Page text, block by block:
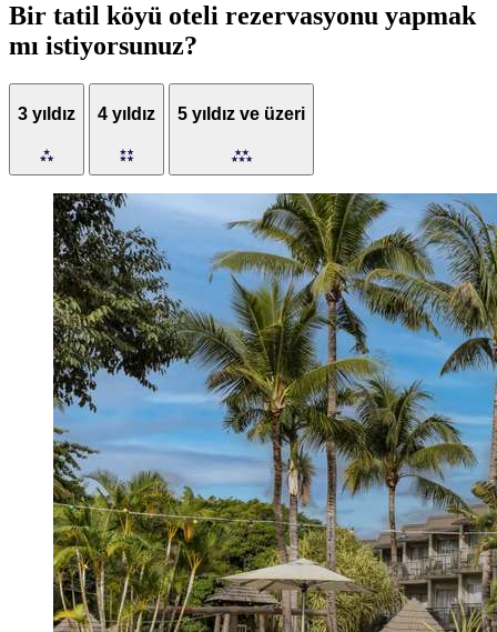
Bir tatil köyü oteli rezervasyonu yapmak
mı istiyorsunuz?
3 yıldız 4 yıldız 5 yıldız ve üzeri